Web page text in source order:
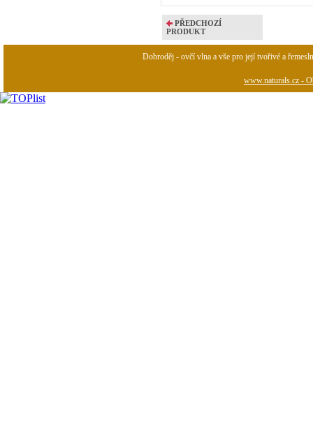
PŘEDCHOZÍ
PRODUKT
Dobroděj - ovčí vlna a vše pro její tvořivé a
www.naturals.cz -